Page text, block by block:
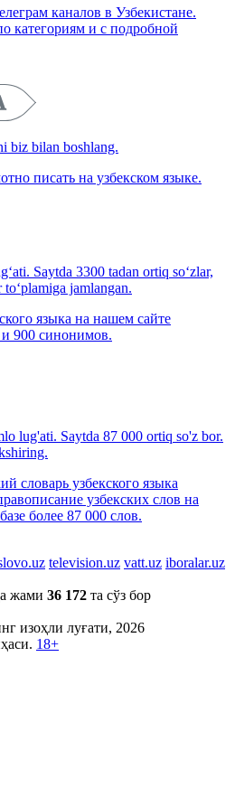
каналов в Узбекистане.
категориям и с подробной
biz bilan boshlang.
писать на узбекском языке.
Saytda 3300 tadan ortiq so‘zlar,
jamlangan.
языка на нашем сайте
и 900 синонимов.
lug'ati. Saytda 87 000 ortiq so'z bor.
словарь узбекского языка
узбекских слов на
более 87 000 слов.
television.uz vatt.uz iboralar.uz
жами 36 172 та сўз бор
изоҳли луғати, 2026
18+